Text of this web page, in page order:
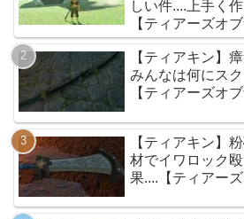
しい件....上手く
【ティアーズオ
【ティアキン】
みんなは何にス
【ティアーズオ
【ティアキン】
材でイワロック
果....【ティアー